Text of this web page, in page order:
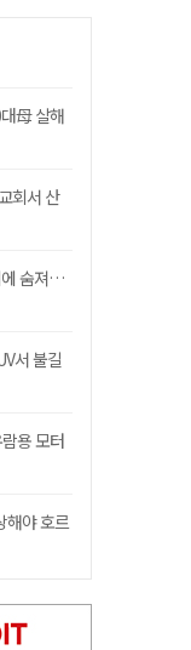
母 살해
회서 산
에 숨져…
서 불길
용 모터
해야 호르